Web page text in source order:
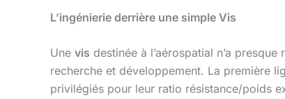
L’ingénierie derrière une simple Vis
Une vis destinée à l’aérospatial n’a
recherche et développement. La première
privilégiés pour leur ratio résistance/poids